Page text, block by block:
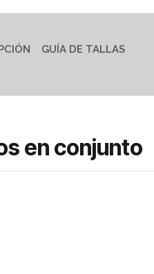
GUÍA DE TALLAS
en conjunto